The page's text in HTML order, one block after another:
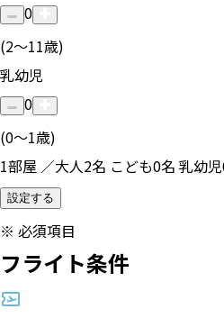
0
(2〜11歳)
乳幼児
0
(0〜1歳)
1部屋 ／大人2名 こども0名 乳幼
設定する
※ 必須項目
フライト条件